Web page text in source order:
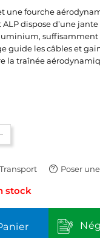
une fourche
ALP dispose d’une
suffisamment
guide les câbles et
la traînée
-
Transport Poser
stock